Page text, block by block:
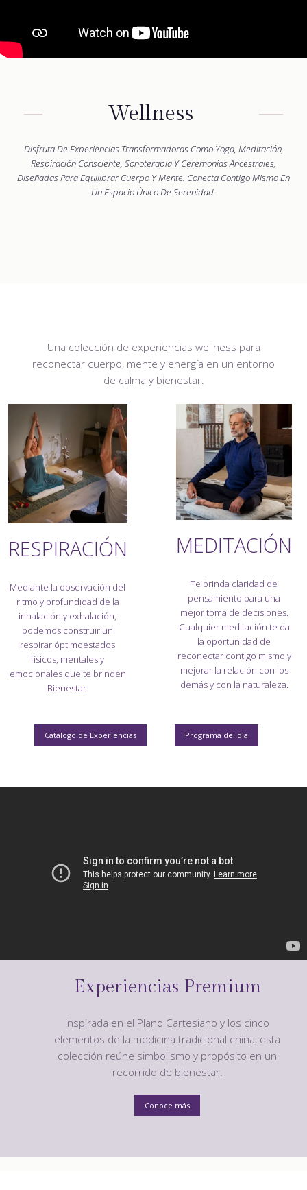
Wellness
Disfruta De Experiencias Transformadoras Como Yoga, Meditación,
Respiración Consciente, Sonoterapia Y Ceremonias Ancestrales,
Diseñadas Para Equilibrar Cuerpo Y Mente. Conecta Contigo Mismo En
Un Espacio Único De Serenidad.
Una colección de experiencias wellness para
reconectar cuerpo, mente y energía en un entorno
de calma y bienestar.
RESPIRACIÓN
Mediante la observación del
ritmo y profundidad de la
inhalación y exhalación,
podemos construir un
respirar óptimoestados
físicos, mentales y
emocionales que te brinden
Bienestar.‍
MEDITACIÓN
Te brinda claridad de
pensamiento para una
mejor toma de decisiones.
Cualquier meditación te da
la oportunidad de
reconectar contigo mismo y
mejorar la relación con los
demás y con la naturaleza.
Catálogo de Experiencias Programa del día
Experiencias Premium
Inspirada en el Plano Cartesiano y los cinco
elementos de la medicina tradicional china, esta
colección reúne simbolismo y propósito en un
recorrido de bienestar.
Conoce más